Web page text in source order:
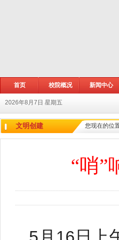
首页 校院概况 新闻中心
2026年8月7日 星期五
文明创建 您现在的位
“哨”